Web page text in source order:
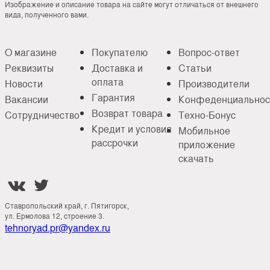
Изображение и описание товара на сайте могут отличаться от внешнего
вида, полученного вами.
О магазине
Реквизиты
Новости
Вакансии
Сотрудничество
Покупателю
Доставка и
оплата
Гарантия
Возврат товара
Кредит и условия
рассрочки
Вопрос-ответ
Статьи
Производители
Техно-Бонус
Мобильное
приложение
скачать
 
Ставропольский край, г. Пятигорск,
ул. Ермолова 12, строение 3.
tehnoryad.pr@yandex.ru